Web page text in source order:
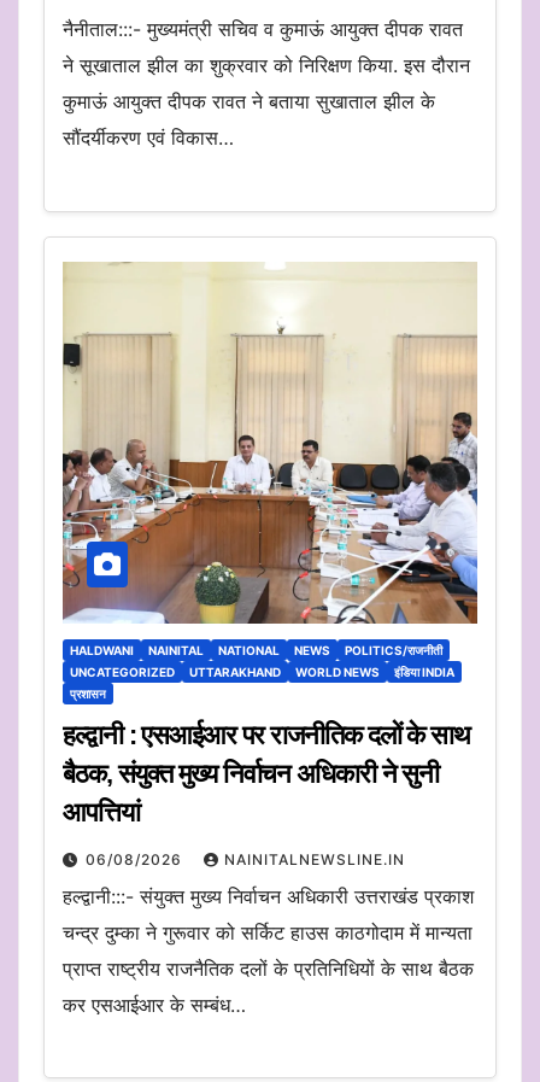
नैनीताल:::- मुख्यमंत्री सचिव व कुमाऊं आयुक्त दीपक रावत
ने सूखाताल झील का शुक्रवार को निरिक्षण किया. इस दौरान
कुमाऊं आयुक्त दीपक रावत ने बताया सुखाताल झील के
सौंदर्यीकरण एवं विकास…
HALDWANI NAINITAL NATIONAL NEWS
POLITICS/राजनीती
UNCATEGORIZED
UTTARAKHAND WORLD NEWS
इंडिया INDIA
प्रशासन
हल्द्वानी : एसआईआर पर राजनीतिक दलों के साथ
बैठक, संयुक्त मुख्य निर्वाचन अधिकारी ने सुनी
आपत्तियां
06/08/2026 NAINITALNEWSLINE.IN
हल्द्वानी:::- संयुक्त मुख्य निर्वाचन अधिकारी उत्तराखंड प्रकाश
चन्द्र दुम्का ने गुरूवार को सर्किट हाउस काठगोदाम में मान्यता
प्राप्त राष्ट्रीय राजनैतिक दलों के प्रतिनिधियों के साथ बैठक
कर एसआईआर के सम्बंध…